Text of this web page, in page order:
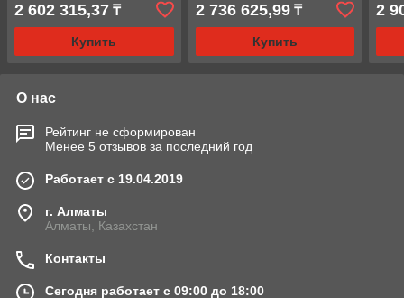
2 602 315,37 ₸
Купить
2 736 625,99₸
Купить
2
О нас
Рейтинг не сформирован
Менее 5 отзывов за последний год
Работает с 19.04.2019
г. Алматы
Алматы, Казахстан
Контакты
Сегодня работает с 09:00 до 18:00